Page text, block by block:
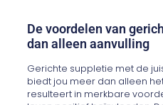
De voordelen van
dan alleen aanvulling
Gerichte suppletie met de
biedt jou meer dan alleen
resulteert in merkbare